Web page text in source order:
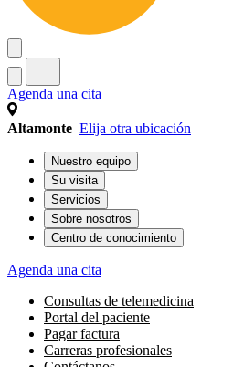
Agenda una cita
Altamonte Elija otra ubicación
Nuestro equipo
Su visita
Servicios
Sobre nosotros
Centro de conocimiento
Agenda una cita
Consultas de telemedicina
Portal del paciente
Pagar factura
Carreras profesionales